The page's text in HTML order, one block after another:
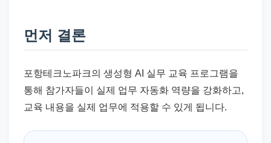
먼저 결론
포항테크노파크의 생성형 AI 실무 교육 프로그램을
통해 참가자들이 실제 업무 자동화 역량을 강화하고,
교육 내용을 실제 업무에 적용할 수 있게 됩니다.